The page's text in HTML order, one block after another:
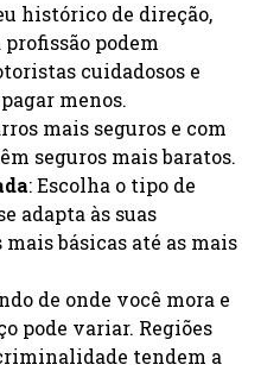
histórico de direção,
podem
cuidadosos e
menos.
mais seguros e com
seguros mais baratos.
: Escolha o tipo de
adapta às suas
mais básicas até as mais
de onde você mora e
pode variar. Regiões
tendem a